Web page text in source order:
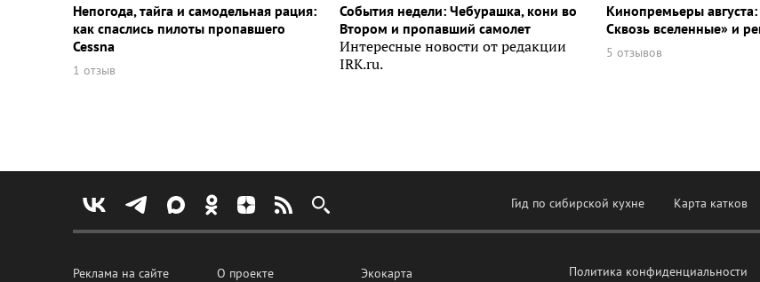
Непогода, тайга и самодельная рация:
как спаслись пилоты пропавшего
Cessna
1 отзыв
События недели: Чебурашка, кони во
Втором и пропавший самолет
Интересные новости от редакции
IRK.ru.
Кинопремьеры
Сквозь вселенные» и
5 отзывов
Гид по сибирской кухне Карта катков
Реклама на сайте
О проекте
Экокарта
Политика конфиденциальности